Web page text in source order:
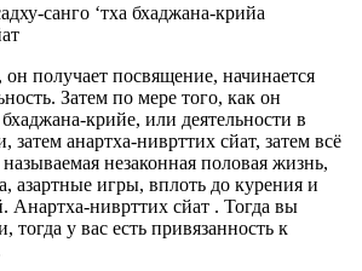
санго ‘тха бхаджана-крийа
получает посвящение, начинается
Затем по мере того, как он
крийе, или деятельности в
анартха-ниврттих сйат, затем всё
незаконная половая жизнь,
азартные игры, вплоть до курения и
Анартха-ниврттих сйат . Тогда вы
тогда у вас есть привязанность к